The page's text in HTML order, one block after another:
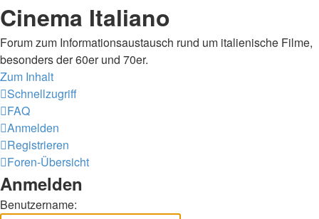
Cinema Italiano
Forum zum Informationsaustausch rund um italienische Filme,
besonders der 60er und 70er.
Zum Inhalt
Schnellzugriff
FAQ
Anmelden
Registrieren
Foren-Übersicht
Anmelden
Benutzername: